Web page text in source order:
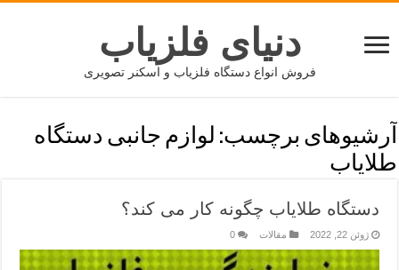
دنیای فلزیاب
فروش انواع دستگاه فلزیاب و اسکنر تصویری
آرشیوهای برچسب: لوازم جانبی دستگاه
طلایاب
دستگاه طلایاب چگونه کار می کند؟
ژوئن 22, 2022 مقالات 0